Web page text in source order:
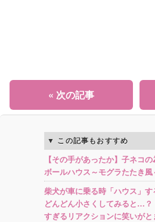
« 次の記事
この記事もおすすめ
【その手があったか】子ネコ
ボールハウス～モグラたたき風
柴犬が車に乗る時「ハウス」
どんどん小さくしてみると…？
すぎるリアクションに笑いが